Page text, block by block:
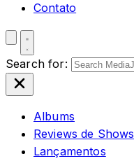
Contato
Search for:
Albums
Reviews de Shows
Lançamentos